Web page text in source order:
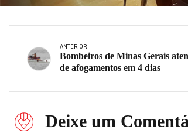
ANTERIOR
Bombeiros de Minas Gerais
de afogamentos em 4 dias
Deixe um